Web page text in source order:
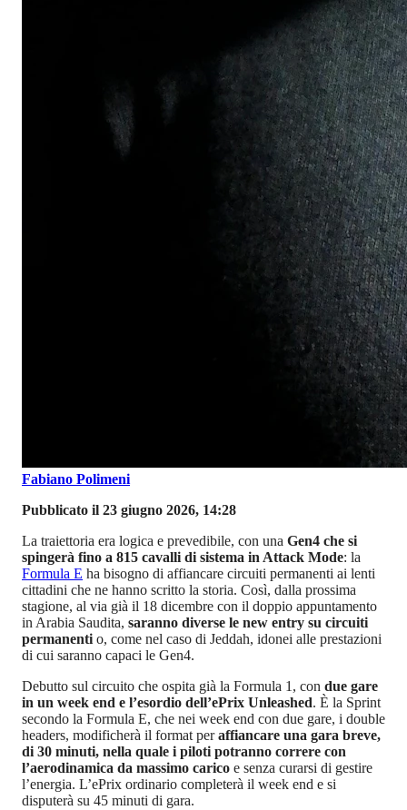
Fabiano Polimeni
Pubblicato il 23 giugno 2026, 14:28
La traiettoria era logica e prevedibile, con una Gen4 che si
spingerà fino a 815 cavalli di sistema in Attack Mode: la
Formula E ha bisogno di affiancare circuiti permanenti ai lenti
cittadini che ne hanno scritto la storia. Così, dalla prossima
stagione, al via già il 18 dicembre con il doppio appuntamento
in Arabia Saudita, saranno diverse le new entry su circuiti
permanenti o, come nel caso di Jeddah, idonei alle prestazioni
di cui saranno capaci le Gen4.
Debutto sul circuito che ospita già la Formula 1, con due gare
in un week end e l’esordio dell’ePrix Unleashed. È la Sprint
secondo la Formula E, che nei week end con due gare, i double
headers, modificherà il format peraffiancare una gara breve,
di 30 minuti, nella quale i piloti potranno correre con
l’aerodinamica da massimo carico e senza curarsi di gestire
l’energia. L’ePrix ordinario completerà il week end e si
disputerà su 45 minuti di gara.